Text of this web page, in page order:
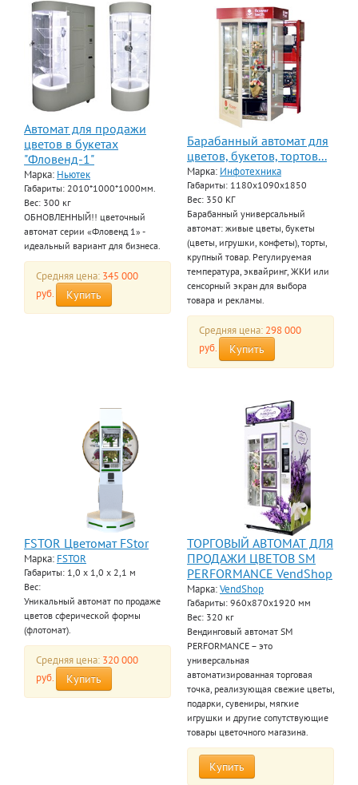
Автомат для продажи
цветов в букетах
"Фловенд-1"
Марка: Ньютек
Габариты: 2010*1000*1000мм.
Вес: 300 кг
ОБНОВЛЕННЫЙ!! цветочный
автомат серии «Фловенд 1» -
идеальный вариант для бизнеса.
Средняя цена: 345 000
руб.
Купить
Барабанный автомат для
цветов, букетов, тортов...
Марка: Инфотехника
Габариты: 1180х1090х1850
Вес: 350 КГ
Барабанный универсальный
автомат: живые цветы, букеты
(цветы, игрушки, конфеты), торты,
крупный товар. Регулируемая
температура, эквайринг, ЖКИ или
сенсорный экран для выбора
товара и рекламы.
Средняя цена: 298 000
руб.
Купить
FSTOR Цветомат FStor
Марка: FSTOR
Габариты: 1,0 x 1,0 x 2,1 м
Вес:
Уникальный автомат по продаже
цветов сферической формы
(флотомат).
Средняя цена: 320 000
руб.
Купить
ТОРГОВЫЙ АВТОМАТ ДЛЯ
ПРОДАЖИ ЦВЕТОВ SM
PERFORMANCE VendShop
Марка:VendShop
Габариты: 960x870x1920 мм
Вес: 320 кг
Вендинговый автомат SM
PERFORMANCE – это
универсальная
автоматизированная торговая
точка, реализующая свежие цветы,
подарки, сувениры, мягкие
игрушки и другие сопутствующие
товары цветочного магазина.
Купить